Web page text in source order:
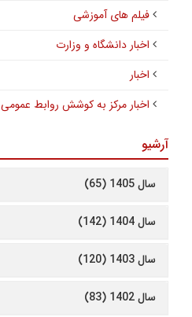
فیلم های آموزشی
اخبار دانشگاه و وزارت
اخبار
اخبار مرکز به کوشش روابط عمومی
آرشیو
سال 1405 (65)
سال 1404 (142)
سال 1403 (120)
سال 1402 (83)